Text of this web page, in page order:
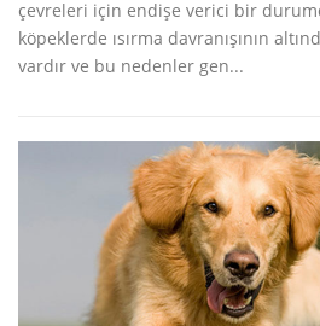
çevreleri için endişe verici bir
köpeklerde ısırma davranışının
vardır ve bu nedenler gen...